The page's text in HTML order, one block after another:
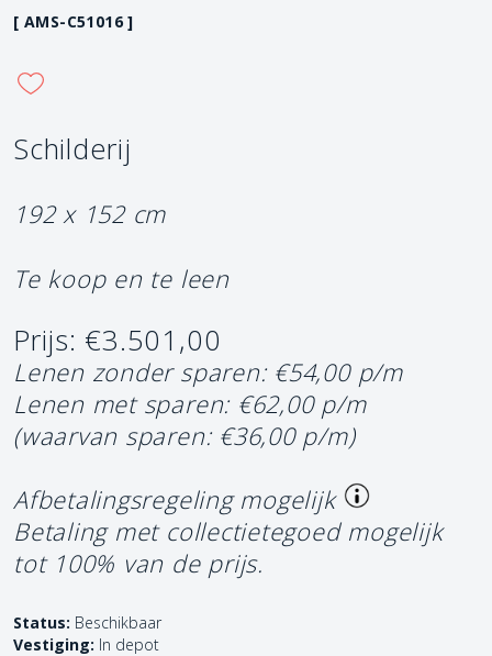
[ AMS-C51016 ]
Schilderij
192 x 152 cm
Te koop en te leen
Prijs: €3.501,00
Lenen zonder sparen: €54,00 p/m
Lenen met sparen: €62,00 p/m
(waarvan sparen: €36,00 p/m)
Afbetalingsregeling mogelijk
Betaling met collectietegoed mogelijk
tot 100% van de prijs.
Status: Beschikbaar
Vestiging: In depot